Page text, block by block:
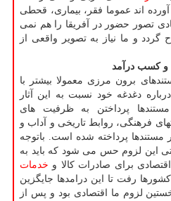
اند عموما فقر، بیماری، قحطی
تصور حضور در آفریقا را هم نمی
گردد و ما نیاز به تصویر واقعی از
و كسب درآمد
برون مرزی معمولا بیشتر با
دغدغه خود نسبت به این آثار
پرداختن به ظرفیت های
فرهنگی، روابط تاریخی و آداب و
پرداخته شده است. باتوجه
این لزوم حس می شود كه باید به
برای صادرات كالا و خدمات
رفت تا این درامدها جایگزین
لزوم ما اقتصادی بود و پس از